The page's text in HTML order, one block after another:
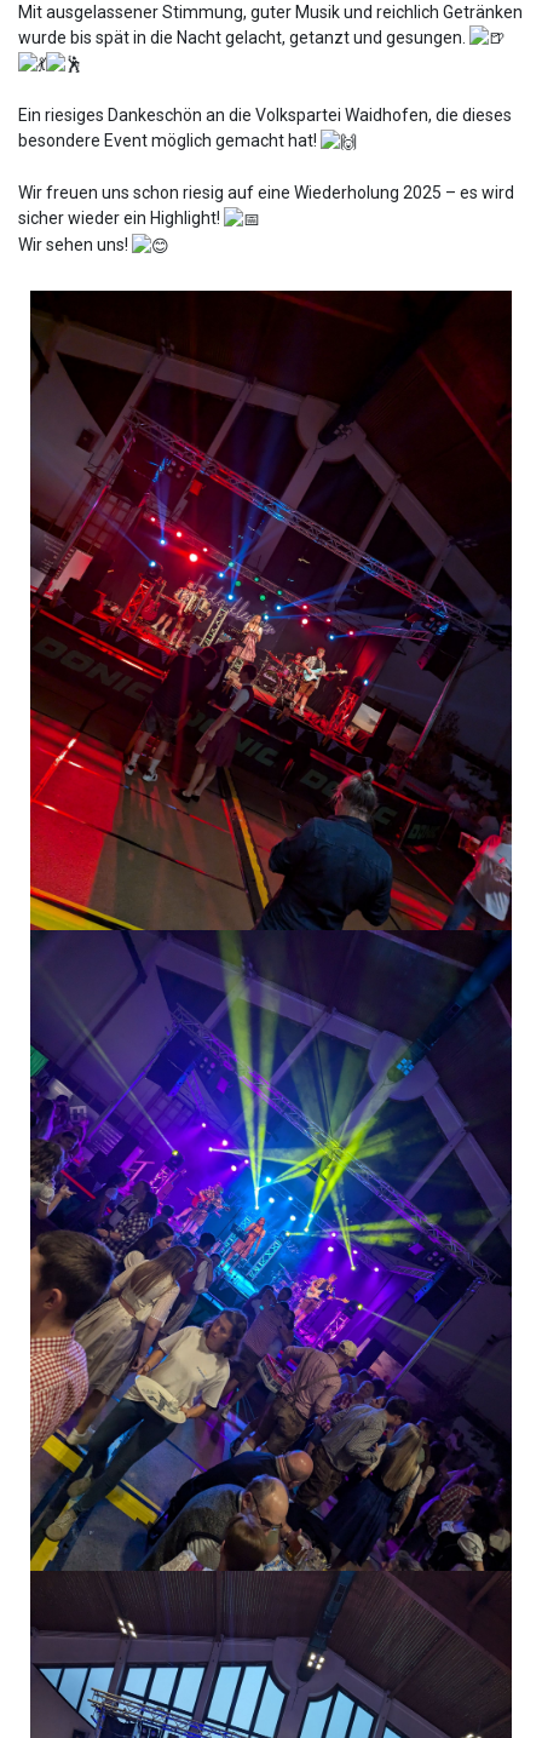
Mitausgelassener Stimmung, guter Musik und reichlich Getränken
wurde bis spät in die Nacht gelacht, getanzt und gesungen.
Ein riesiges Dankeschön an die Volkspartei Waidhofen, die dieses
besondere Event möglich gemacht hat!
Wir freuen uns schon riesig auf eine Wiederholung 2025 – es wird
sicher wieder ein Highlight!
Wir sehen uns!